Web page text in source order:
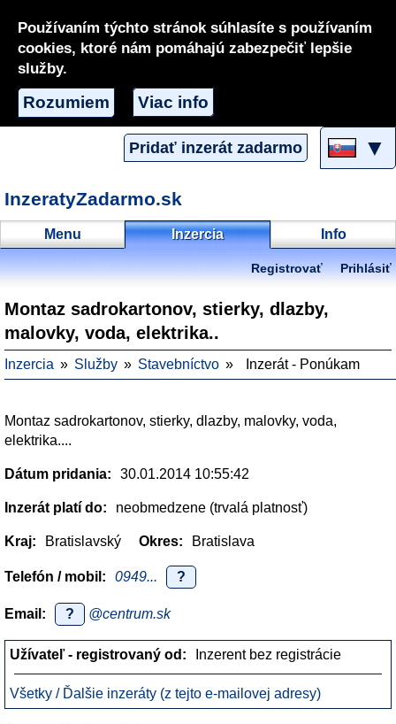
Používaním týchto stránok súhlasíte s používaním
cookies, ktoré nám pomáhajú zabezpečiť lepšie
služby.
Rozumiem Viac info
Pridať inzerát zadarmo ▼
InzeratyZadarmo.sk
Menu Inzercia Info
Registrovať Prihlásiť
Montaz sadrokartonov, stierky, dlazby,
malovky, voda, elektrika..
Inzercia Služby Stavebníctvo Inzerát - Ponúkam
Montaz sadrokartonov, stierky, dlazby, malovky, voda,
elektrika....
Dátum pridania: 30.01.2014 10:55:42
Inzerát platí do: neobmedzene (trvalá platnosť)
Kraj: Bratislavský Okres: Bratislava
Telefón / mobil: 0949... ?
Email: ? @centrum.sk
Užívateľ - registrovaný od: Inzerent bez registrácie
Všetky / Ďalšie inzeráty (z tejto e-mailovej adresy)